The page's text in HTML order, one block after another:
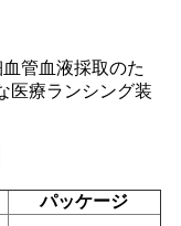
管血液採取のた
医療ランシング装
パッケージ